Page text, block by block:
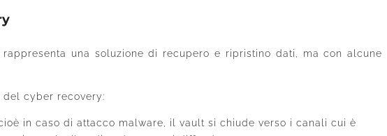
rappresenta una soluzione di recupero e ripristino dati, ma con alcune
del cyber recovery:
in caso di attacco malware, il vault si chiude verso i canali cui è